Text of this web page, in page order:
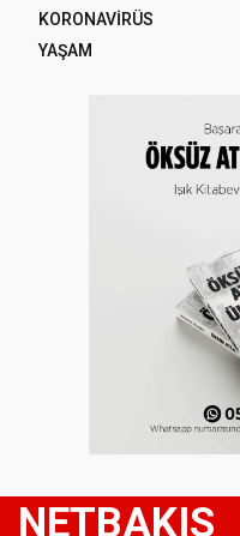
KORONAVİRÜS
YAŞAM
NETBAKIS